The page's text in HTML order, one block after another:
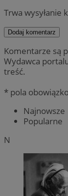
Trwa wysyłanie
Dodaj komentarz
Komentarze są
Wydawca
treść.
* pola
Najnowsze
Popularne
N